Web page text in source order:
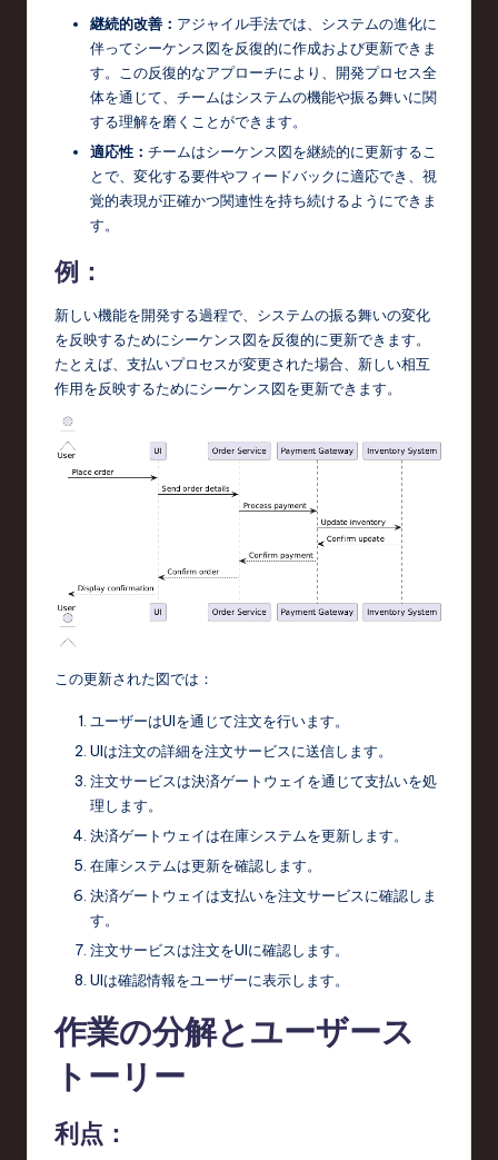
継続的改善： アジャイル手法では、システムの進化に
伴ってシーケンス図を反復的に作成および更新できま
す。この反復的なアプローチにより、開発プロセス全
体を通じて、チームはシステムの機能や振る舞いに関
する理解を磨くことができます。
適応性： チームはシーケンス図を継続的に更新するこ
とで、変化する要件やフィードバックに適応でき、視
覚的表現が正確かつ関連性を持ち続けるようにできま
す。
例：
新しい機能を開発する過程で、システムの振る舞いの変化
を反映するためにシーケンス図を反復的に更新できます。
たとえば、支払いプロセスが変更された場合、新しい相互
作用を反映するためにシーケンス図を更新できます。
この更新された図では：
ユーザーはUIを通じて注文を行います。
UIは注文の詳細を注文サービスに送信します。
注文サービスは決済ゲートウェイを通じて支払いを処
理します。
決済ゲートウェイは在庫システムを更新します。
在庫システムは更新を確認します。
決済ゲートウェイは支払いを注文サービスに確認しま
す。
注文サービスは注文をUIに確認します。
UIは確認情報をユーザーに表示します。
作業の分解とユーザース
トーリー
利点：